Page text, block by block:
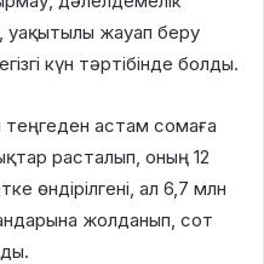
уақытылы жауап беру
күн тәртібінде болды.
астам сомаға
расталып, оның 12
өндірілгені, ал 6,7 млн
жолданып, сот